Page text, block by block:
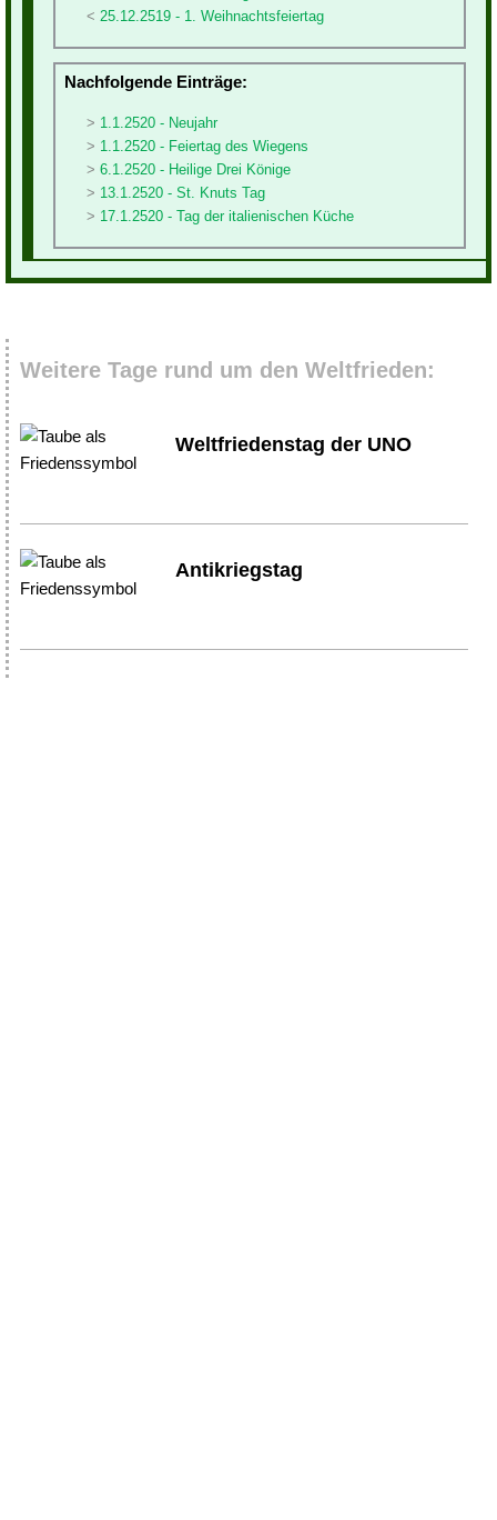
25.12.2519 - 1. Weihnachtsfeiertag
Nachfolgende Einträge:
1.1.2520 - Neujahr
1.1.2520 - Feiertag des Wiegens
6.1.2520 - Heilige Drei Könige
13.1.2520 - St. Knuts Tag
17.1.2520 - Tag der italienischen Küche
Weitere Tage rund um den Weltfrieden:
Weltfriedenstag der UNO
Antikriegstag